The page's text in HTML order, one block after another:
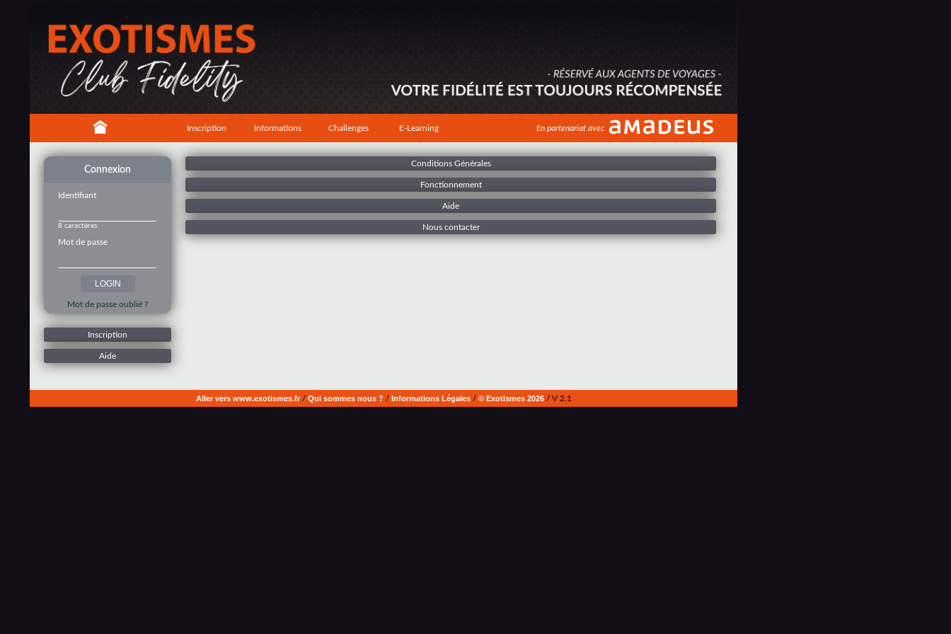
Inscription Informations Challenges E-Learning En partenariat avec
Connexion
Identifiant
8 caractères
Mot de passe
Mot de passe oublié ?
Inscription
Aide
Conditions Générales
Fonctionnement
Aide
Nous contacter
Aller vers www.exotismes.fr/ Qui sommes nous ? / Informations Légales/ © Exotismes 2026/ V 2.1